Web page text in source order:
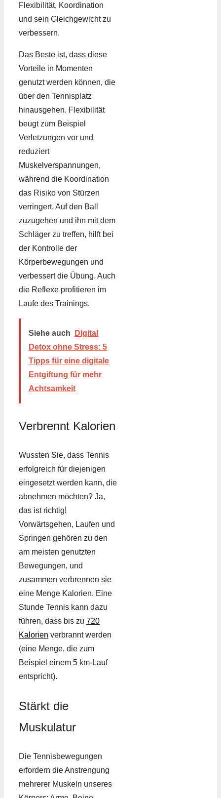
Flexibilität, Koordination
und sein Gleichgewicht zu
verbessern.
Das Beste ist, dass diese
Vorteile in Momenten
genutzt werden können, die
über den Tennisplatz
hinausgehen. Flexibilität
beugt zum Beispiel
Verletzungen vor und
reduziert
Muskelverspannungen,
während die Koordination
das Risiko von Stürzen
verringert. Auf den Ball
zuzugehen und ihn mit dem
Schläger zu treffen, hilft bei
der Kontrolle der
Körperbewegungen und
verbessert die Übung. Auch
die Reflexe profitieren im
Laufe des Trainings.
Siehe auch
Digital
Detox ohne Stress: 5
Tipps für eine digitale
Entgiftung für mehr
Achtsamkeit
Verbrennt Kalorien
Wussten Sie, dass Tennis
erfolgreich für diejenigen
eingesetzt werden kann, die
abnehmen möchten? Ja,
das ist richtig!
Vorwärtsgehen, Laufen und
Springen gehören zu den
am meisten genutzten
Bewegungen, und
zusammen verbrennen sie
eine Menge Kalorien. Eine
Stunde Tennis kann dazu
führen, dass bis zu 720
Kalorien verbrannt werden
(eine Menge, die zum
Beispiel einem 5 km-Lauf
entspricht).
Stärkt die
Muskulatur
Die Tennisbewegungen
erfordern die Anstrengung
mehrerer Muskeln unseres